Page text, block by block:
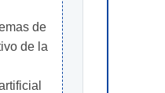
de
de la